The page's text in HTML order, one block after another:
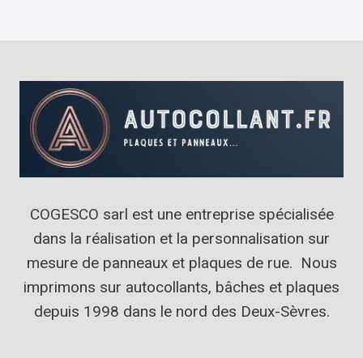
COGESCO sarl est une entreprise spécialisée
dans la réalisation et la personnalisation sur
mesure de panneaux et plaques de rue. Nous
imprimons sur autocollants, bâches et plaques
depuis 1998 dans le nord des Deux-Sèvres.